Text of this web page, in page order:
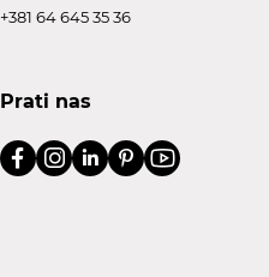
+381 64 645 35 36
Prati nas